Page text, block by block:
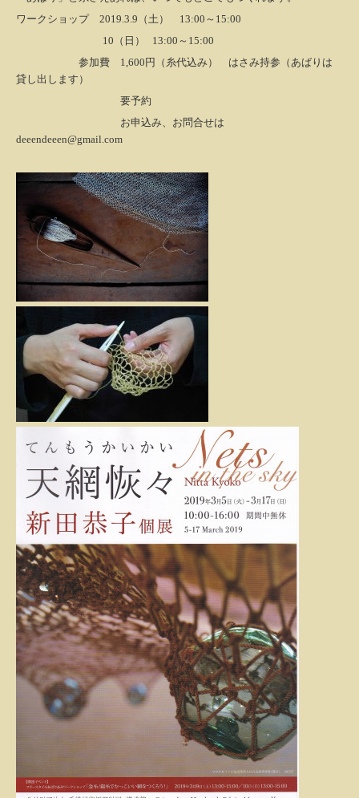
ワークショップ 2019.3.9（土） 13:00～15:00
10（日） 13:00～15:00
参加費 1,600円（糸代込み） はさみ持参（あばりは
貸し出します）
要予約
お申込み、お問合せは
deeendeeen@gmail.com